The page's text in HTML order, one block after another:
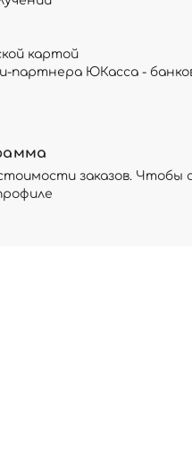
картой
партнера ЮКасса -
заказов. Чтобы